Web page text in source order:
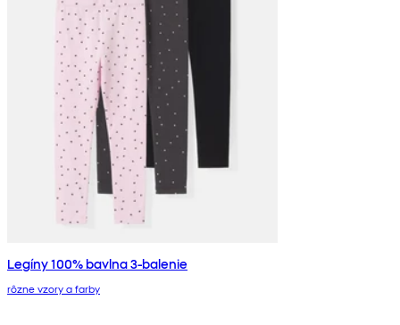
Legíny 100% bavlna 3-balenie
rôzne vzory a farby